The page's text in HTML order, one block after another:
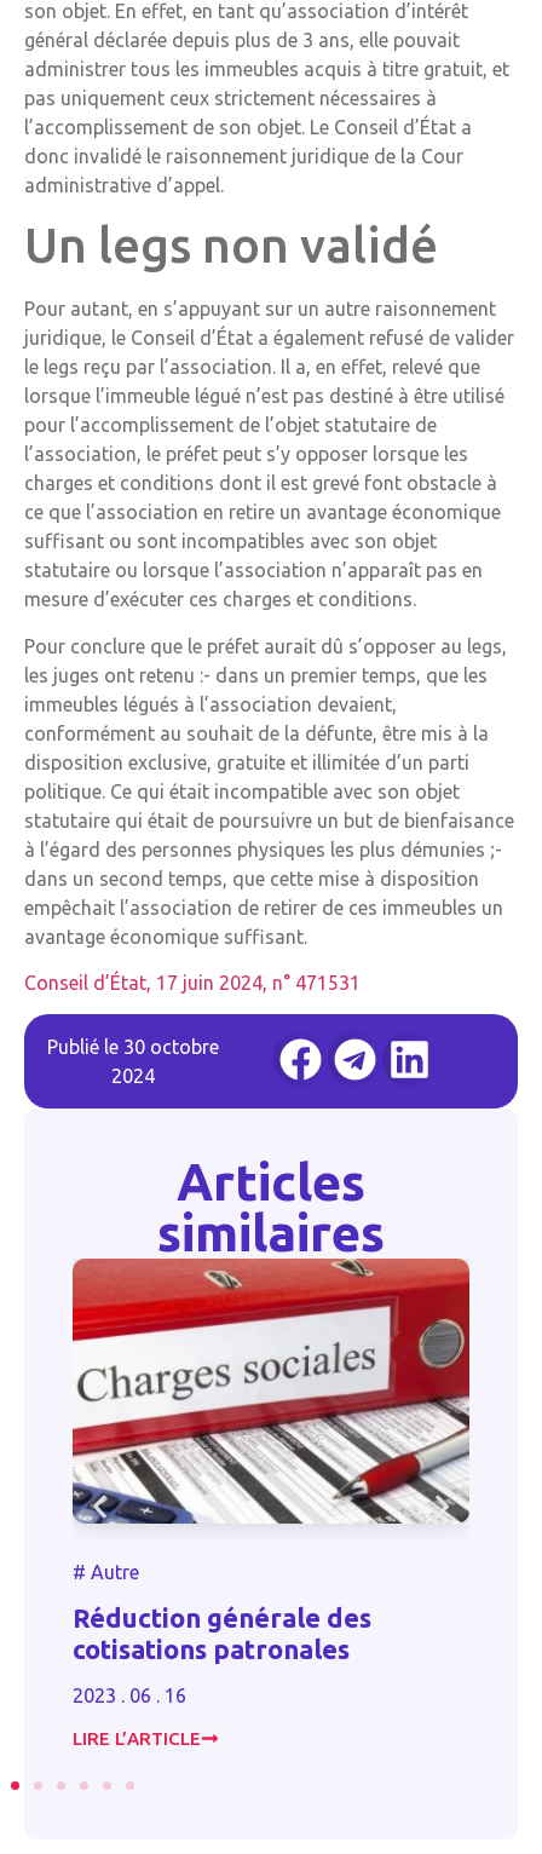
son objet. En effet, en tant qu’association d’intérêt
général déclarée depuis plus de 3 ans, elle pouvait
administrer tous les immeubles acquis à titre gratuit, et
pas uniquement ceux strictement nécessaires à
l’accomplissement de son objet. Le Conseil d’État a
donc invalidé le raisonnement juridique de la Cour
administrative d’appel.
Un legs non validé
Pour autant, en s’appuyant sur un autre raisonnement
juridique, le Conseil d’État a également refusé de valider
le legs reçu par l’association. Il a, en effet, relevé que
lorsque l’immeuble légué n’est pas destiné à être utilisé
pour l’accomplissement de l’objet statutaire de
l’association, le préfet peut s’y opposer lorsque les
charges et conditions dont il est grevé font obstacle à
ce que l’association en retire un avantage économique
suffisant ou sont incompatibles avec son objet
statutaire ou lorsque l’association n’apparaît pas en
mesure d’exécuter ces charges et conditions.
Pour conclure que le préfet aurait dû s’opposer au legs,
les juges ont retenu :- dans un premier temps, que les
immeubles légués à l’association devaient,
conformément au souhait de la défunte, être mis à la
disposition exclusive, gratuite et illimitée d’un parti
politique. Ce qui était incompatible avec son objet
statutaire qui était de poursuivre un but de bienfaisance
à l’égard des personnes physiques les plus démunies ;-
dans un second temps, que cette mise à disposition
empêchait l’association de retirer de ces immeubles un
avantage économique suffisant.
Conseil d’État, 17 juin 2024, n° 471531
Publié le 30 octobre
2024
Articles
similaires
# Autre
Versement de l’indemnité
carburant en 2024
2024 . 10 . 30
LIRE L’ARTICLE